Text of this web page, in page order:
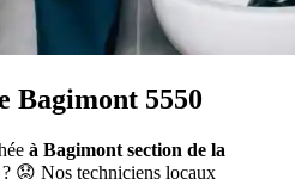
Bagimont 5550
à Bagimont section de la
? 😟 Nos techniciens locaux